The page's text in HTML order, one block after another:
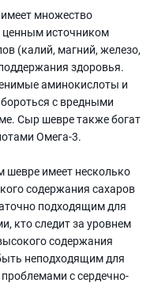
множество
ценным источником
(калий, магний, железо,
здоровья.
аминокислоты и
с вредными
Сыр шевре также богат
Омега-3.
шевре имеет несколько
содержания сахаров
подходящим для
кто следит за уровнем
содержания
неподходящим для
с сердечно-